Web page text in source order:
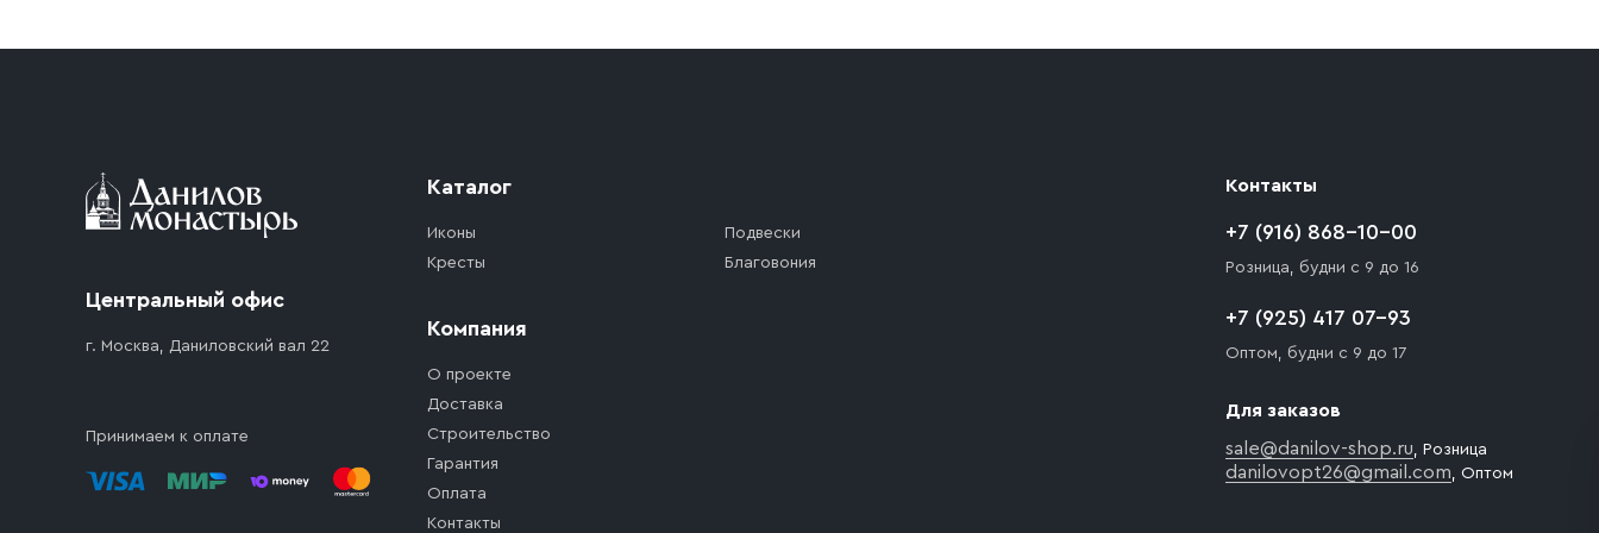
доставка осуществляется до ближайшего места, которое максимально близко к месту запланированной разгрузки товара и не нарушает правила
Центральный офис
г. Москва, Даниловский вал 22
Принимаем к оплате
Каталог
Иконы
Кресты
Подвески
Благовония
Компания
О проекте
Доставка
Строительство
Гарантия
Оплата
Контакты
Контакты
+7 (916) 868-10-00
Розница, будни с 9 до 16
+7 (925) 417 07-93
Оптом, будни с 9 до 17
Для заказов
sale@danilov-shop.ru, Розница
danilovopt26@gmail.com, Оптом